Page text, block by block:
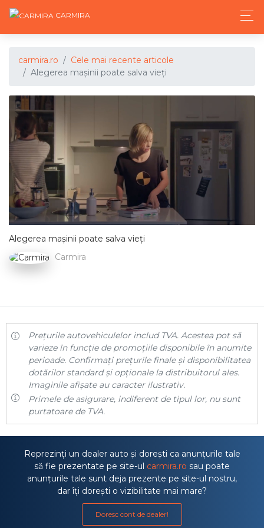
CARMIRA
carmira.ro
Cele mai recente articole
Alegerea mașinii poate salva vieți
Alegerea mașinii poate salva vieți
Carmira
Prețurile autovehiculelor includ TVA. Acestea pot să
varieze în funcție de promoțiile disponibile în anumite
perioade. Confirmați prețurile finale și disponibilitatea
dotărilor standard și opționale la distribuitorul ales.
Imaginile afișate au caracter ilustrativ.
Primele de asigurare, indiferent de tipul lor, nu sunt
purtatoare de TVA.
Reprezinți un dealer auto și dorești ca anunțurile tale
să fie prezentate pe site-ul carmira.ro sau poate
anunțurile tale sunt deja prezente pe site-ul nostru,
dar îți dorești o vizibilitate mai mare?
Doresc cont de dealer!